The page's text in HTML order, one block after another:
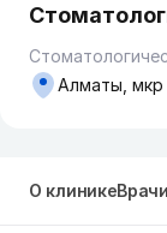
Алматы, мкр
О клинике